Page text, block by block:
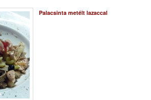
Palacsinta metélt lazaccal